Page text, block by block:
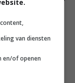
student. De
dat de
van diensten
en/of openen